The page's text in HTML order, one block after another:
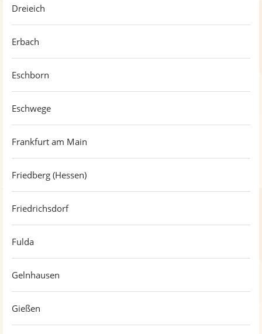
Dreieich
Erbach
Eschborn
Eschwege
Frankfurt am Main
Friedberg (Hessen)
Friedrichsdorf
Fulda
Gelnhausen
Gießen